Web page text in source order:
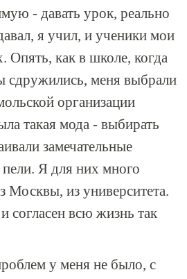
- давать урок, реально
я учил, и ученики мои
Опять, как в школе, когда
меня выбрали
организации
такая мода - выбирать
замечательные
пели. Я для них много
Москвы, из университета.
согласен всю жизнь так
у меня не было, с